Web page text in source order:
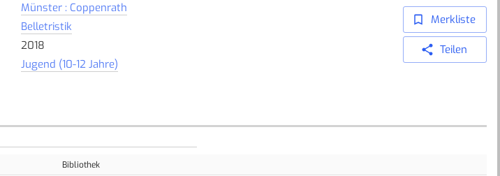
Münster : Coppenrath
Belletristik
2018
Jugend (10-12 Jahre)
Merkliste
Teilen
Bibliothek